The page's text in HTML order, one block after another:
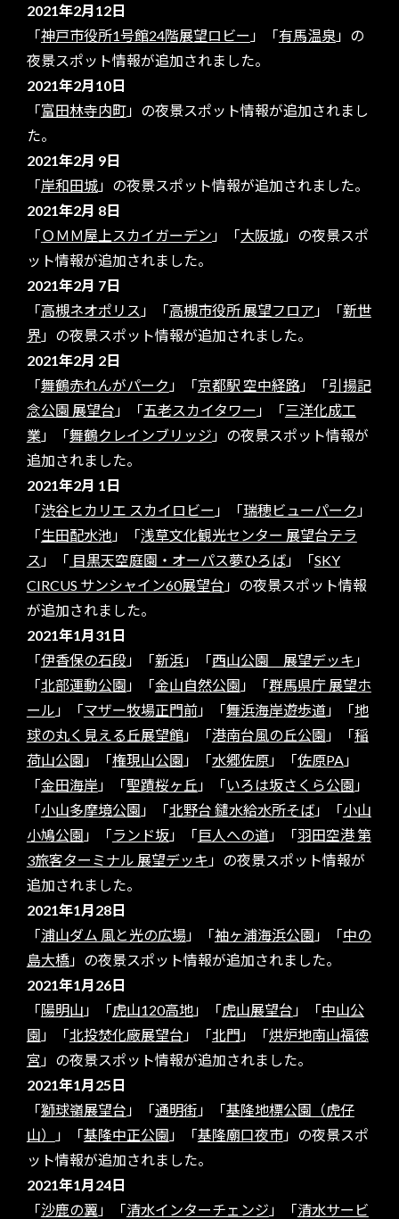
2021年2月12日
「神戸市役所1号館24階展望ロビー 」「有馬温泉 」の
夜景スポット情報が追加されました。
2021年2月10日
「富田林寺内町」の夜景スポット情報が追加されまし
た。
2021年2月 9日
「岸和田城」の夜景スポット情報が追加されました。
2021年2月 8日
「ＯＭＭ屋上スカイガーデン 」「大阪城」の夜景スポ
ット情報が追加されました。
2021年2月 7日
「高槻ネオポリス 」「高槻市役所 展望フロア 」「新世
界」の夜景スポット情報が追加されました。
2021年2月 2日
「舞鶴赤れんがパーク 」「京都駅 空中経路」「引揚記
念公園 展望台 」「五老スカイタワー 」「三洋化成工
業 」「舞鶴クレインブリッジ 」の夜景スポット情報が
追加されました。
2021年2月 1日
「渋谷ヒカリエ スカイロビー 」「瑞穂ビューパーク 」
「生田配水池 」「浅草文化観光センター 展望台テラ
ス 」「 目黒天空庭園・オーパス夢ひろば」「SKY
CIRCUS サンシャイン60展望台 」の夜景スポット情報
が追加されました。
2021年1月31日
「伊香保の石段 」「新浜」「西山公園 展望デッキ 」
「北部運動公園 」「金山自然公園 」「群馬県庁 展望ホ
ール 」「マザー牧場正門前」「舞浜海岸遊歩道」「地
球の丸く見える丘展望館」「港南台風の丘公園 」「稲
荷山公園 」「権現山公園 」「水郷佐原」「佐原PA 」
「金田海岸」「聖蹟桜ヶ丘 」「いろは坂さくら公園 」
「小山多摩境公園 」「北野台 鑓水給水所そば」「小山
小鳩公園 」「ランド坂」「巨人への道」「羽田空港 第
3旅客ターミナル 展望デッキ 」の夜景スポット情報が
追加されました。
2021年1月28日
「浦山ダム 風と光の広場 」「袖ヶ浦海浜公園 」「中の
島大橋」の夜景スポット情報が追加されました。
2021年1月26日
「陽明山 」「虎山120高地 」「虎山展望台 」「中山公
園 」「北投焚化廠展望台 」「北門 」「烘炉地南山福徳
宮 」の夜景スポット情報が追加されました。
2021年1月25日
「獅球嶺展望台 」「通明街 」「基隆地標公園（虎仔
山）
」「基隆中正公園 」「基隆廟口夜市」の夜景スポ
ット情報が追加されました。
2021年1月24日
「沙鹿の翼 」「清水インターチェンジ 」「清水サービ